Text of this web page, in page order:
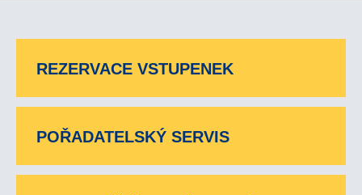
REZERVACE VSTUPENEK
POŘADATELSKÝ SERVIS